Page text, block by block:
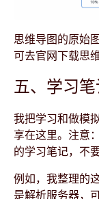
思维导图的原始
可去官网下载思
五、学习
我把学习和做模
享在这里。注意
的学习笔记，不
例如，我整理的
是解析服务器，